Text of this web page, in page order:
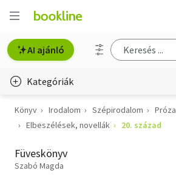
AI ajánló
Kategóriák
Életmód, egészség
Gyermek- és ifjúsági
Könyv Irodalom Szépirodalom Próza
Elbeszélések, novellák
20. század
Füveskönyv
Szabó Magda